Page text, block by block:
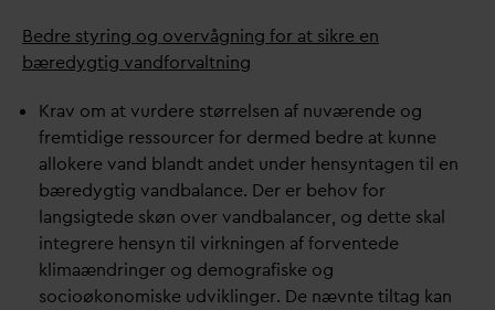
Bedre styring og overvågning for at sikre en
bæredygtig vandforvaltning
Krav om at vurdere størrelsen af nuværende og
fremtidige ressourcer for dermed bedre at kunne
allokere vand blandt andet under hensyntagen til en
bæredygtig vandbalance. Der er behov for
langsigtede skøn over vandbalancer, og dette skal
integrere hensyn til virkningen af forventede ​​
klimaændringer og demografiske og
socioøkonomiske udviklinger. De nævnte tiltag kan